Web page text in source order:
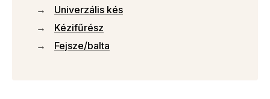
Univerzális kés
Kézifűrész
Fejsze/balta